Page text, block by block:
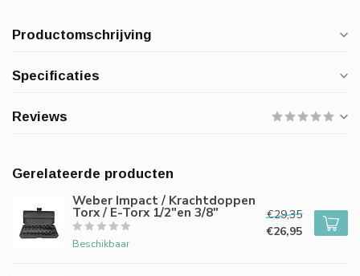
Productomschrijving
Specificaties
Reviews
Gerelateerde producten
Weber Impact / Krachtdoppen
Torx / E-Torx 1/2"en 3/8"
Beschikbaar
€29,35
€26,95